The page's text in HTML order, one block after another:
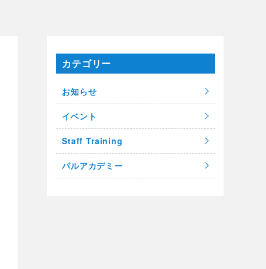
カテゴリー
お知らせ
イベント
Staff Training
パルアカデミー